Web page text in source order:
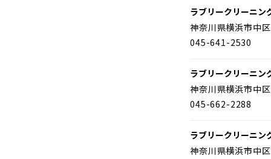
ラブリークリーニ
神奈川県横浜市中
045-641-2530
ラブリークリーニ
神奈川県横浜市中
045-662-2288
ラブリークリーニ
神奈川県横浜市中